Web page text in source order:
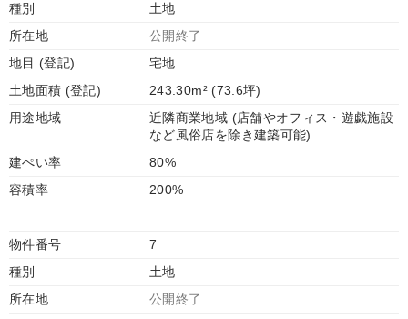
種別
土地
所在地
公開終了
地目 (登記)
宅地
土地面積 (登記)
243.30m² (73.6坪)
用途地域
近隣商業地域 (店舗やオフィス・遊戯施設
など風俗店を除き建築可能)
建ぺい率
80%
容積率
200%
物件番号
7
種別
土地
所在地
公開終了